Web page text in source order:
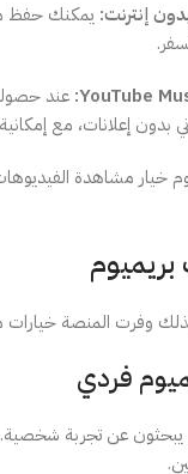
إنترنت: يمكنك حفظ
عند
بدون إعلانات، مع
بريميوم
وفرت المنصة خيارات
يبحثون عن تجربة شخصية.